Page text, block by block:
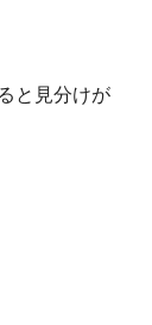
と見分けが